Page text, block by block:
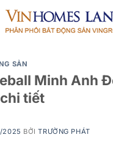
SẢN
Minh Anh
tiết
2025 BỞITRƯỜNG PHÁT